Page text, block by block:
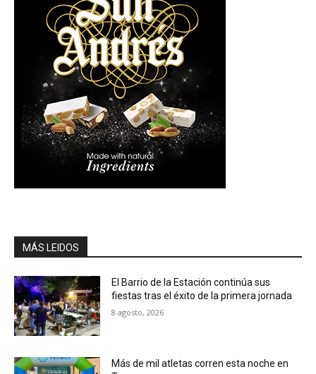
MÁS LEIDOS
El Barrio de la Estación continúa sus
fiestas tras el éxito de la primera jornada
8 agosto, 2026
Más de mil atletas corren esta noche en